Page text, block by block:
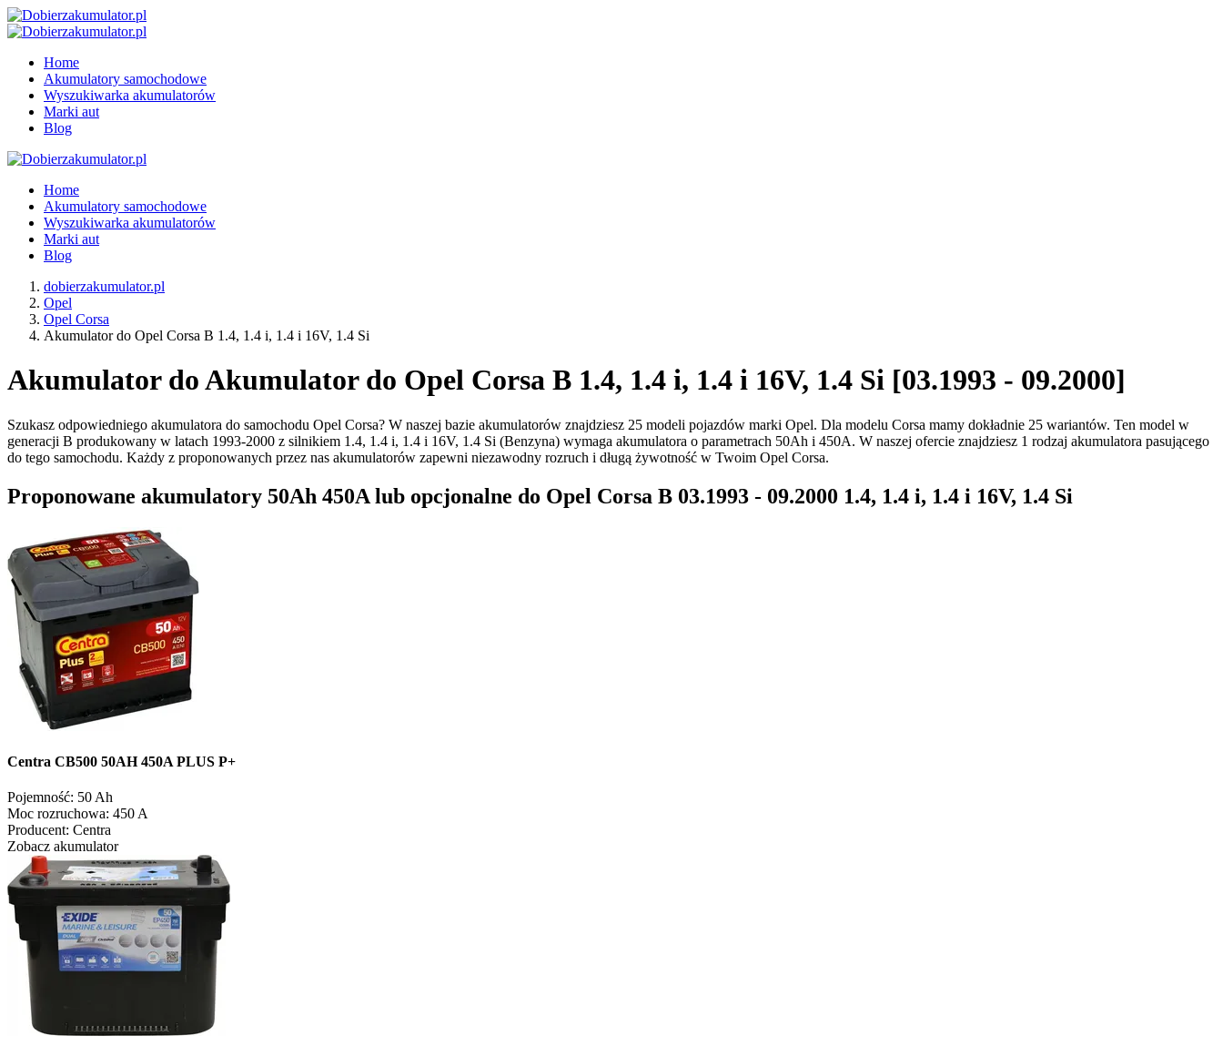
Home
Akumulatory samochodowe
Wyszukiwarka akumulatorów
Marki aut
Blog
Home
Akumulatory samochodowe
Wyszukiwarka akumulatorów
Marki aut
Blog
dobierzakumulator.pl
Opel
Opel Corsa
Akumulator do Opel Corsa B 1.4, 1.4 i, 1.4 i 16V, 1.4 Si
Akumulator do Akumulator do Opel Corsa B 1.4, 1.4 i, 1.4 i 16V, 1.4 Si [03.1993 - 09.2000]
Szukasz odpowiedniego akumulatora do samochodu Opel Corsa? W naszej bazie akumulatorów znajdziesz 25 modeli pojazdów marki Opel. Dla modelu Corsa mamy dokładnie 25 wariantów. Ten model w
generacji B produkowany w latach 1993-2000 z silnikiem 1.4, 1.4 i, 1.4 i 16V, 1.4 Si (Benzyna) wymaga akumulatora o parametrach 50Ah i 450A. W naszej ofercie znajdziesz 1 rodzaj akumulatora pasującego
do tego samochodu. Każdy z proponowanych przez nas akumulatorów zapewni niezawodny rozruch i długą żywotność w Twoim Opel Corsa.
Proponowane akumulatory 50Ah 450A lub opcjonalne do Opel Corsa B 03.1993 - 09.2000 1.4, 1.4 i, 1.4 i 16V, 1.4 Si
Centra CB500 50AH 450A PLUS P+
Pojemność: 50 Ah
Moc rozruchowa: 450 A
Producent: Centra
Zobacz akumulator